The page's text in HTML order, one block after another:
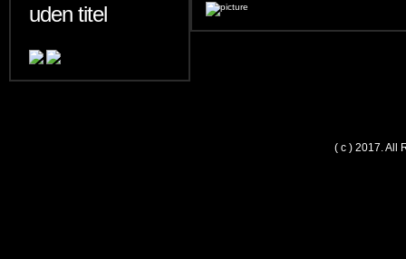
uden titel
( c ) 2017. All